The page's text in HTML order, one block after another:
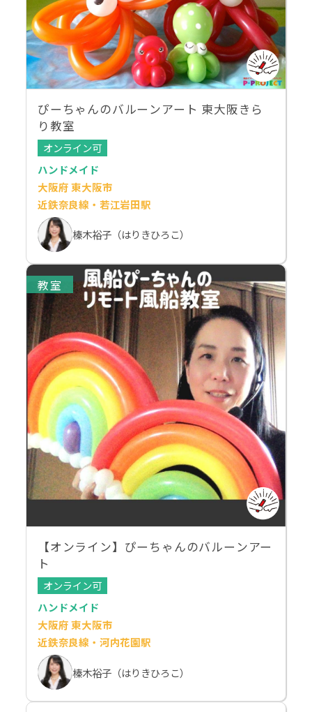
ぴーちゃんのバルーンアート 東大阪きら
り教室
オンライン可
ハンドメイド
大阪府 東大阪市
近鉄奈良線・若江岩田駅
榛木裕子（はりきひろこ）
教室
【オンライン】ぴーちゃんのバルーンアー
ト
オンライン可
ハンドメイド
大阪府 東大阪市
近鉄奈良線・河内花園駅
榛木裕子（はりきひろこ）